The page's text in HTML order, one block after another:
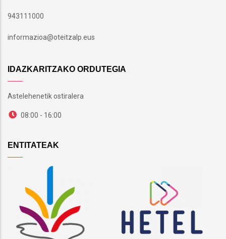
943111000
informazioa@oteitzalp.eus
IDAZKARITZAKO ORDUTEGIA
Astelehenetik ostiralera
08:00 - 16:00
ENTITATEAK